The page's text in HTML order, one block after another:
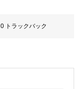
0 トラックバック